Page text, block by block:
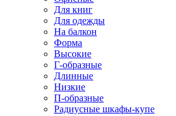
Для книг
Для одежды
На балкон
Форма
Высокие
Г-образные
Длинные
Низкие
П-образные
Радиусные шкафы-купе